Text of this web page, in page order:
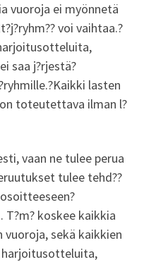
vuoroja ei myönnetä
voi vaihtaa.?
saa j?rjestä?
lasten
toteutettava ilman l?
vaan ne tulee perua
tulee tehd??
koskee kaikkia
vuoroja, sekä kaikkien
harjoitusotteluita,